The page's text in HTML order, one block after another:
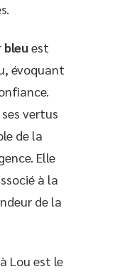
bleuest
évoquant
vertus
de la
Elle
à la
de la
Lou est le